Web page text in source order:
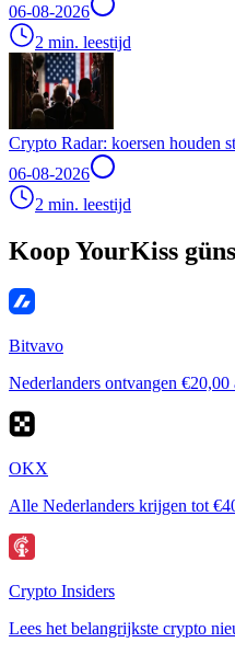
06-08-2026
2 min. leestijd
Crypto Radar: koersen houden
06-08-2026
2 min. leestijd
Koop YourKiss
Bitvavo
Nederlanders ontvangen
OKX
Alle Nederlanders krijgen tot
Crypto Insiders
Lees het belangrijkste crypto